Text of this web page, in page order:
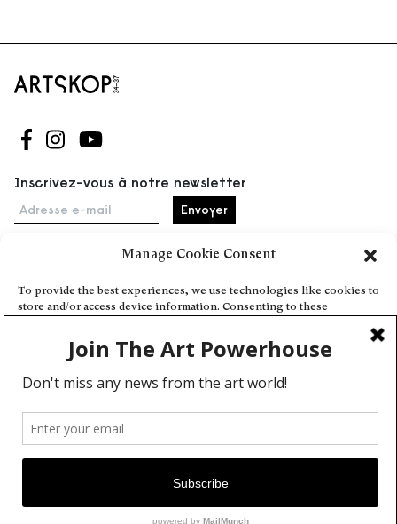
Manage Cookie Consent
To provide the best experiences, we use technologies like cookies to
store and/or access device information. Consenting to these
or unique IDs on this site. Not consenting or withdrawing consent,
may adversely affect certain features and functions.
Deny
View preferences
Suivez-nous sur Facebook
Suivez-nous sur Instagram
Suivez-nous sur Youtube
Inscrivez-vous à notre newsletter
Adresse e-mail
Accueil
Événements
À propos
Partenaires
Contact
Conditions générales
Confidentialité et cookies
Communiquer votre événement